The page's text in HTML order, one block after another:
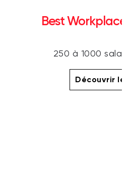
Best
250 à 1000
Découvrir